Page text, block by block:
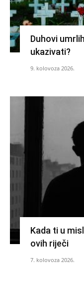
Duhovi
ukazivati?
9. kolovoza 2026.
Kada ti u
ovih riječi
7. kolovoza 2026.